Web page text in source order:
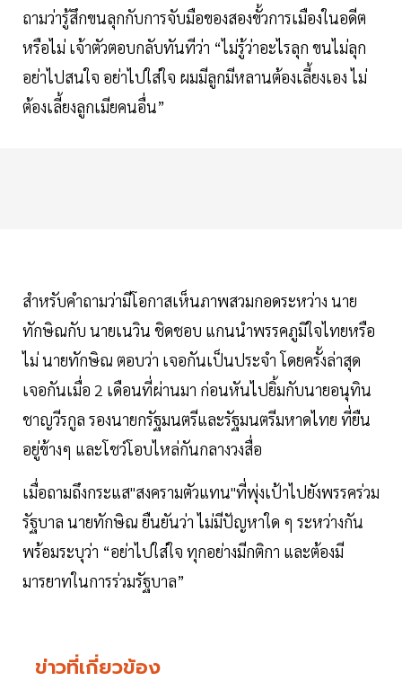
ถามว่ารู้สึกขนลุกกับการจับมือของสองขั้วการเมืองในอดีต
หรือไม่ เจ้าตัวตอบกลับทันทีว่า “ไม่รู้ว่าอะไรลุก ขนไม่ลุก
อย่าไปสนใจ อย่าไปใส่ใจ ผมมีลูกมีหลานต้องเลี้ยงเอง ไม่
ต้องเลี้ยงลูกเมียคนอื่น”
สำหรับคำถามว่ามีโอกาสเห็นภาพสวมกอดระหว่าง นาย
ทักษิณกับ นายเนวิน ชิดชอบ แกนนำพรรคภูมิใจไทยหรือ
ไม่ นายทักษิณ ตอบว่า เจอกันเป็นประจำ โดยครั้งล่าสุด
เจอกันเมื่อ 2 เดือนที่ผ่านมา ก่อนหันไปยิ้มกับนายอนุทิน
ชาญวีรกูล รองนายกรัฐมนตรีและรัฐมนตรีมหาดไทย ที่ยืน
อยู่ข้างๆ และโชว์โอบไหล่กันกลางวงสื่อ
เมื่อถามถึงกระแส"สงครามตัวแทน"ที่พุ่งเป้าไปยังพรรคร่วม
รัฐบาล นายทักษิณ ยืนยันว่า ไม่มีปัญหาใด ๆ ระหว่างกัน
พร้อมระบุว่า “อย่าไปใส่ใจ ทุกอย่างมีกติกา และต้องมี
มารยาทในการร่วมรัฐบาล”
ข่าวที่เกี่ยวข้อง